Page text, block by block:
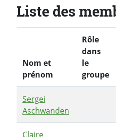
Liste des
Nom et
prénom
Rôle
dans
le
groupe
Sergei
Aschwanden
Claire